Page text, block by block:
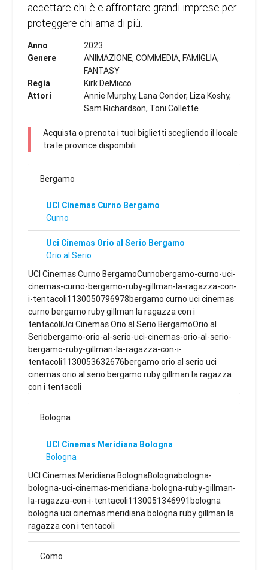
accettare chi è e affrontare grandi imprese per
proteggere chi ama di più.
Anno
2023
Genere
ANIMAZIONE, COMMEDIA, FAMIGLIA,
FANTASY
Regia
Kirk DeMicco
Attori
Annie Murphy, Lana Condor, Liza Koshy,
Sam Richardson, Toni Collette
Acquista o prenota i tuoi biglietti scegliendo il locale
tra le province disponibili
Bergamo
UCI Cinemas Curno Bergamo
Curno
Uci Cinemas Orio al Serio Bergamo
Orio al Serio
UCI Cinemas Curno BergamoCurnobergamo-curno-uci-
cinemas-curno-bergamo-ruby-gillman-la-ragazza-con-
i-tentacoli1130050796978bergamo curno uci cinemas
curno bergamo ruby gillman la ragazza con i
tentacoliUci Cinemas Orio al Serio BergamoOrio al
Seriobergamo-orio-al-serio-uci-cinemas-orio-al-serio-
bergamo-ruby-gillman-la-ragazza-con-i-
tentacoli1130053632676bergamo orio al serio uci
cinemas orio al serio bergamo ruby gillman la ragazza
con i tentacoli
Bologna
UCI Cinemas Meridiana Bologna
Bologna
UCI Cinemas Meridiana BolognaBolognabologna-
bologna-uci-cinemas-meridiana-bologna-ruby-gillman-
la-ragazza-con-i-tentacoli1130051346991bologna
bologna uci cinemas meridiana bologna ruby gillman la
ragazza con i tentacoli
Como